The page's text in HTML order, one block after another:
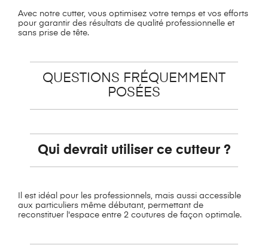
Avec notre cutter, vous optimisez votre temps et vos efforts
pour garantir des résultats de qualité professionnelle et
sans prise de tête.
QUESTIONS FRÉQUEMMENT
POSÉES
Qui devrait utiliser ce cutteur ?
Il est idéal pour les professionnels, mais aussi accessible
aux particuliers même débutant, permettant de
reconstituer l'espace entre 2 coutures de façon optimale.